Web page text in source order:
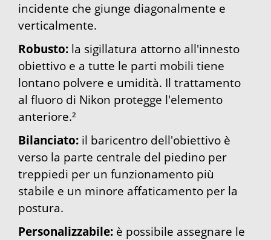
incidente che giunge diagonalmente e
verticalmente.
Robusto: la sigillatura attorno all'innesto
obiettivo e a tutte le parti mobili tiene
lontano polvere e umidità. Il trattamento
al fluoro di Nikon protegge l'elemento
anteriore.²
Bilanciato: il baricentro dell'obiettivo è
verso la parte centrale del piedino per
treppiedi per un funzionamento più
stabile e un minore affaticamento per la
postura.
Personalizzabile: è possibile assegnare le